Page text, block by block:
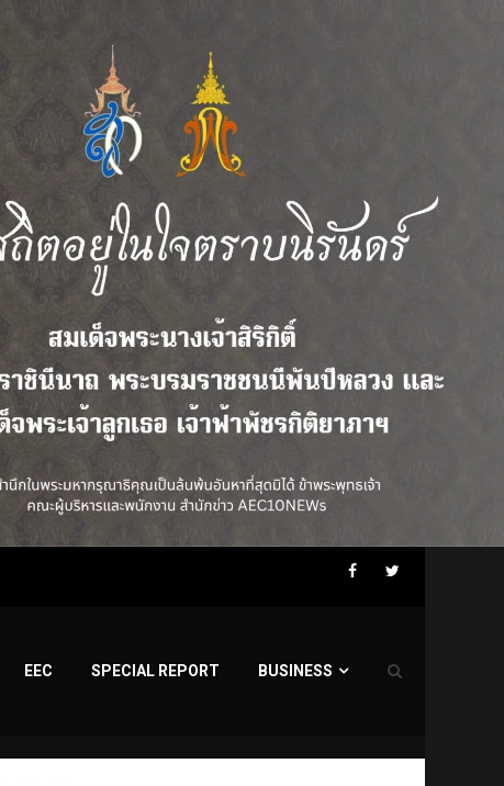
Facebook
Twitter
EEC SPECIAL REPORT BUSINESS